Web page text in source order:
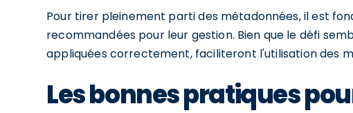
Pour tirer pleinement parti des métadonnées, il est
recommandées pour leur gestion. Bien que le défi
appliquées correctement, faciliteront l'utilisation des
Les bonnes pratiques